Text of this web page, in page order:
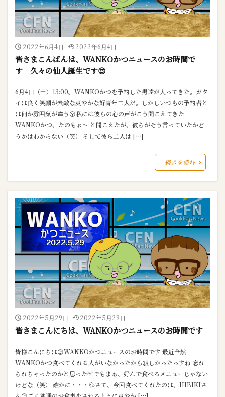
2022年6月4日 2022年6月4日
皆さまこんばんは、WANKOかつニュースのお時間で
す 久々の仙人誕生です😍
6月4日（土）13:00。WANKOかつを予約した男達が入ってきた。ガタ
イは良く笑顔が素敵な爽やかな好青年二人だ。しかしいつもの予約者と
は何か雰囲気が違う😮私には彼らの心の声がこう聞こえてきた
WANKOかつ、たのもぉ～ と聞こえたが、彼らがそう言っていたかど
うかはわからない（笑） そして彼ら二人は […]
続きを読む
2022年5月29日 2022年5月29日
皆さまこんにちは、WANKOかつニュースのお時間です
皆様こんにちは😊WANKOかつニュースのお時間です 最近全然
WANKOかつ食べてくれる人がいなかったから寂しかったっすね 忘れ
られちゃったのかと思ったぜでもまぁ、好んで食べるメニューじゃない
けどな（笑） 確かに・・・💦さて、今回食べてくれたのは、HIBIKIさ